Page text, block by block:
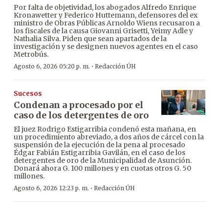
Por falta de objetividad, los abogados Alfredo Enrique
Kronawetter y Federico Huttemann, defensores del ex
ministro de Obras Públicas Arnoldo Wiens recusaron a
los fiscales de la causa Giovanni Grisetti, Yeimy Adle y
Nathalia Silva. Piden que sean apartados de la
investigación y se designen nuevos agentes en el caso
Metrobús.
Agosto 6, 2026 05:20 p. m. · Redacción ÚH
Sucesos
Condenan a procesado por el
caso de los detergentes de oro
El juez Rodrigo Estigarribia condenó esta mañana, en
un procedimiento abreviado, a dos años de cárcel con la
suspensión de la ejecución de la pena al procesado
Édgar Fabián Estigarribia Gavilán, en el caso de los
detergentes de oro de la Municipalidad de Asunción.
Donará ahora G. 100 millones y en cuotas otros G. 50
millones.
Agosto 6, 2026 12:23 p. m. · Redacción ÚH